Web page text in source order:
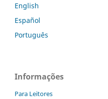
English
Español
Português
Informações
Para Leitores